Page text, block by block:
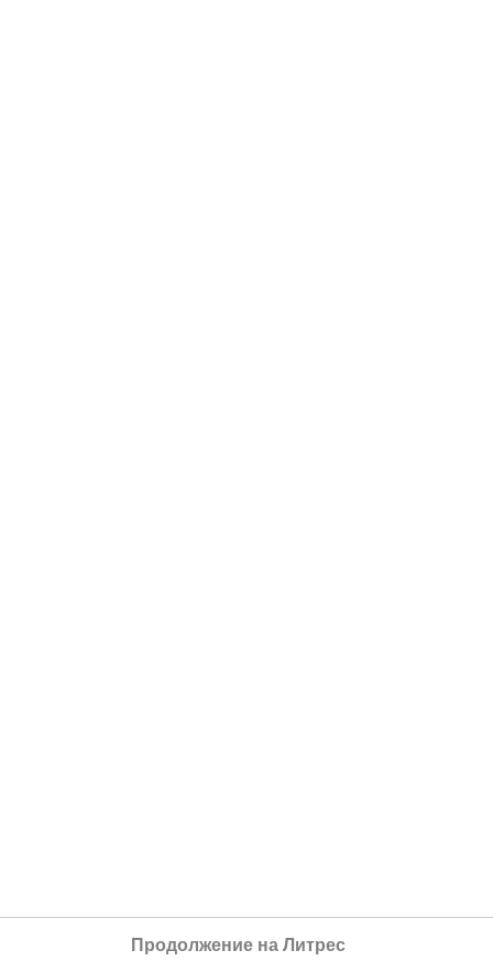
Продолжение на Литрес